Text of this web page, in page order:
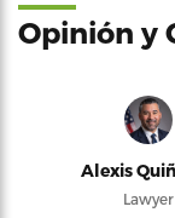
Opinión y
Alexis
Lawyer